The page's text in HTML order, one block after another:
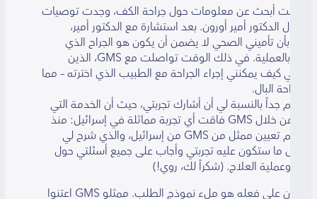
أبحث عن معلومات حول جراحة الكف، وجدت توصيات
الدكتور أمير أورون. بعد استشارة مع الدكتور أمير،
تأميني الصحي لا يضمن أن يكون هو الجراح الذي
سيقوم بالعملية. في ذلك الوقت تواصلت مع GMS، الذين
كيف يمكنني إجراء الجراحة مع الطبيب الذي اخترته – مما
البال.
جداً بالنسبة لي أن أشارك تجربتي، حيث أن الخدمة التي
تلقيتها من خلال GMS فاقت أي تجربة مماثلة في إسرائيل: منذ
البداية تم تعيين ممثل من GMS من إسرائيل، والذي شرح لي
ما ستكون عليه تجربتي وأجاب على جميع أسئلتي حول
وعملية العلاج. (شكراً لك، روي!)
كل ما كان علي فعله هو ملء نموذج الطلب. ممثلو GMS اعتنوا